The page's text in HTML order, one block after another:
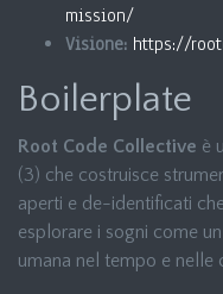
mission/
Visione: https://
Boilerplate
Root Code Collective è
(3) che costruisce
aperti e de-identificati
esplorare i sogni come
umana nel tempo e nelle